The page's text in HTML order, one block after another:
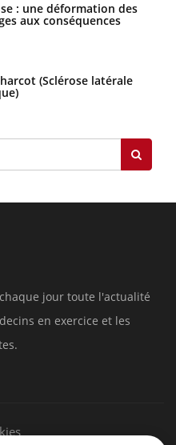
: une déformation des
aux conséquences
(Sclérose latérale
jour toute l'actualité
en exercice et les